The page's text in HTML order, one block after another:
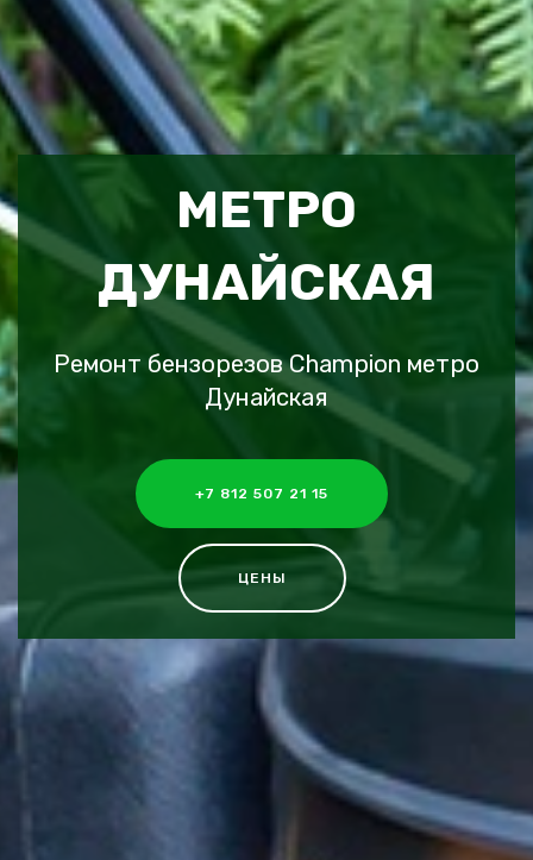
МЕТРО
ДУНАЙСКАЯ
Ремонт бензорезов Champion метро
Дунайская
+7 812 507 21 15
ЦЕНЫ